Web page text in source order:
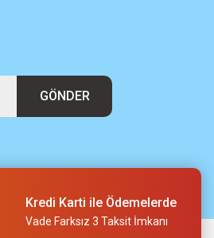
GÖNDER
Kredi Karti ile Ödemelerde
Vade Farksız 3 Taksit İmkanı